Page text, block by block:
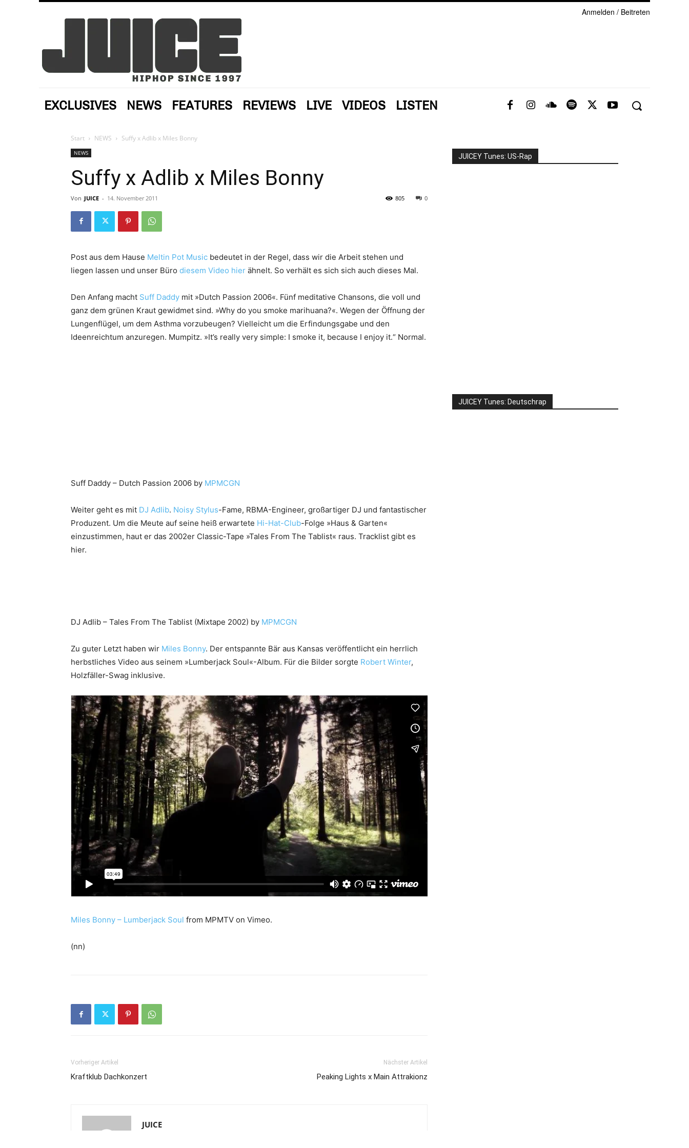
Anmelden / Beitreten
EXCLUSIVES NEWS FEATURES REVIEWS LIVE VIDEOS LISTEN
Start NEWS Suffy x Adlib x Miles Bonny
NEWS
Suffy x Adlib x Miles Bonny
Von JUICE - 14. November 2011 0
805
Post aus dem Hause Meltin Pot Music bedeutet in der Regel, dass wir die Arbeit stehen und
liegen lassen und unser Büro diesem Video hier ähnelt. So verhält es sich sich auch dieses Mal.
Den Anfang macht Suff Daddy mit »Dutch Passion 2006«. Fünf meditative Chansons, die voll und
ganz dem grünen Kraut gewidmet sind. »Why do you smoke marihuana?«. Wegen der Öffnung der
Lungenflügel, um dem Asthma vorzubeugen? Vielleicht um die Erfindungsgabe und den
Ideenreichtum anzuregen. Mumpitz. »It’s really very simple: I smoke it, because I enjoy it.“ Normal.
Suff Daddy – Dutch Passion 2006 by MPMCGN
Weiter geht es mit DJ Adlib. Noisy Stylus-Fame, RBMA-Engineer, großartiger DJ und fantastischer
Produzent. Um die Meute auf seine heiß erwartete Hi-Hat-Club-Folge »Haus & Garten«
einzustimmen, haut er das 2002er Classic-Tape »Tales From The Tablist« raus. Tracklist gibt es
hier.
DJ Adlib – Tales From The Tablist (Mixtape 2002) by MPMCGN
Zu guter Letzt haben wir Miles Bonny. Der entspannte Bär aus Kansas veröffentlicht ein herrlich
herbstliches Video aus seinem »Lumberjack Soul«-Album. Für die Bilder sorgte Robert Winter,
Holzfäller-Swag inklusive.
Miles Bonny – Lumberjack Soul from MPMTV on Vimeo.
(nn)
Vorheriger Artikel
Kraftklub Dachkonzert
Nächster Artikel
Peaking Lights x Main Attrakionz
JUICE
JUICEY Tunes: US-Rap
JUICEY Tunes: Deutschrap